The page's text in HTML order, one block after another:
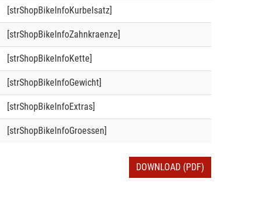
[strShopBikeInfoKurbelsatz]
[strShopBikeInfoZahnkraenze]
[strShopBikeInfoKette]
[strShopBikeInfoGewicht]
[strShopBikeInfoExtras]
[strShopBikeInfoGroessen]
DOWNLOAD (PDF)